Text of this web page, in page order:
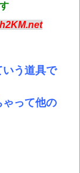
う道具で
って他の